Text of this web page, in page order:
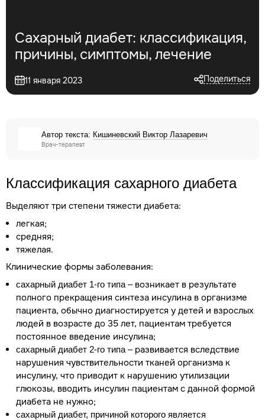
Сахарный диабет: классификация,
причины, симптомы, лечение
11 января 2023 Поделиться
Автор текста: Кишиневский Виктор Лазаревич
Врач-терапевт
Классификация сахарного диабета
Выделяют три степени тяжести диабета:
легкая;
средняя;
тяжелая.
Клинические формы заболевания:
сахарный диабет 1-го типа– возникает в результате
полного прекращения синтеза инсулина в организме
пациента, обычно диагностируется у детей и взрослых
людей в возрасте до 35 лет, пациентам требуется
постоянное введение инсулина;
сахарный диабет 2-го типа– развивается вследствие
нарушения чувствительности тканей организма к
инсулину, что приводит к нарушению утилизации
глюкозы, вводить инсулин пациентам с данной формой
диабета не нужно;
сахарный диабет, причиной которого является